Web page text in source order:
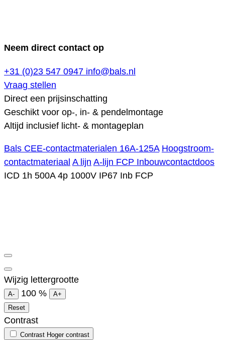
Neem direct contact op
+31 (0)23 547 0947 info@bals.nl
Vraag stellen
Direct een prijsinschatting
Geschikt voor op-, in- & pendelmontage
Altijd inclusief licht- & montageplan
Bals CEE-contactmaterialen 16A-125A Hoogstroom-
contactmateriaal A lijn A-lijn FCP Inbouwcontactdoos
ICD 1h 500A 4p 1000V IP67 Inb FCP
Wijzig lettergrootte
A- 100 %
A+
Reset
Contrast
Contrast Hoger contrast